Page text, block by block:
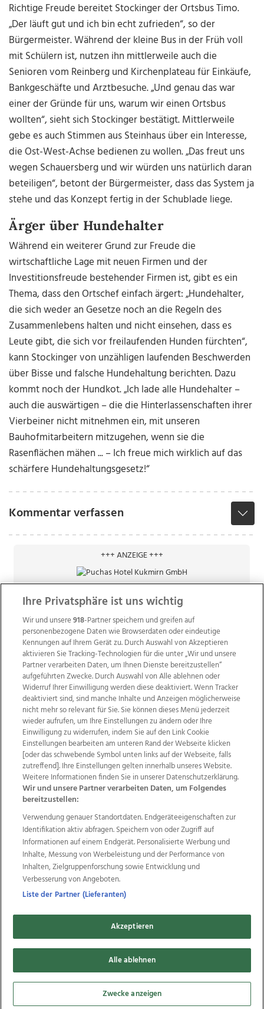
Richtige Freude bereitet Stockinger der Ortsbus Timo.
„Der läuft gut und ich bin echt zufrieden“, so der
Bürgermeister. Während der kleine Bus in der Früh voll
mit Schülern ist, nutzen ihn mittlerweile auch die
Senioren vom Reinberg und Kirchenplateau für Einkäufe,
Bankgeschäfte und Arztbesuche. „Und genau das war
einer der Gründe für uns, warum wir einen Ortsbus
wollten“, sieht sich Stockinger bestätigt. Mittlerweile
gebe es auch Stimmen aus Steinhaus über ein Interesse,
die Ost-West-Achse bedienen zu wollen. „Das freut uns
wegen Schauersberg und wir würden uns natürlich daran
beteiligen“, betont der Bürgermeister, dass das System ja
stehe und das Konzept fertig in der Schublade liege.
Ärger über Hundehalter
Während ein weiterer Grund zur Freude die
wirtschaftliche Lage mit neuen Firmen und der
Investitionsfreude bestehender Firmen ist, gibt es ein
Thema, dass den Ortschef einfach ärgert: „Hundehalter,
die sich weder an Gesetze noch an die Regeln des
Zusammenlebens halten und nicht einsehen, dass es
Leute gibt, die sich vor freilaufenden Hunden fürchten“,
kann Stockinger von unzähligen laufenden Beschwerden
über Bisse und falsche Hundehaltung berichten. Dazu
kommt noch der Hundkot. „Ich lade alle Hundehalter –
auch die auswärtigen – die die Hinterlassenschaften ihrer
Vierbeiner nicht mitnehmen ein, mit unseren
Bauhofmitarbeitern mitzugehen, wenn sie die
Rasenflächen mähen ... – Ich freue mich wirklich auf das
schärfere Hundehaltungsgesetz!“
Kommentar verfassen
+++ ANZEIGE +++
Wir über uns Mediadaten Kontakt
Jobs
Datenschutz
Impressum
AGB Anzeigekunden
AGB Website
Ehrenkodex Politische Werbung
Weitere Angebote des Medienhauses Wimmer
TV1 di-mog-i.at OÖNow
Ischler Woche
Life Radio
OÖNachrichten
OÖN Immobilien
OÖN Karriere
OÖN Reise
Promenaden Galerien
Regionaljobs
wasistlos.at
Copyrights © 2026 Tips Zeitungs GmbH & Co KG
developed by11x11.net
Cookie Einstellungen bearbeiten
Ihre Privatsphäre ist uns wichtig
Wir und unsere918-Partner speichern und greifen auf
personenbezogene Daten wie Browserdaten oder eindeutige
Kennungen auf Ihrem Gerät zu. Durch Auswahl von Akzeptieren
aktivieren Sie Tracking-Technologien für die unter „Wir und unsere
Partner verarbeiten Daten, um Ihnen Dienste bereitzustellen“
aufgeführten Zwecke. Durch Auswahl von Alle ablehnen oder
Widerruf Ihrer Einwilligung werden diese deaktiviert. Wenn Tracker
deaktiviert sind, sind manche Inhalte und Anzeigen möglicherweise
nicht mehr so relevant für Sie. Sie können dieses Menü jederzeit
wieder aufrufen, um Ihre Einstellungen zu ändern oder Ihre
Einwilligung zu widerrufen, indem Sie auf den Link Cookie
Einstellungen bearbeiten am unteren Rand der Webseite klicken
[oder das schwebende Symbol unten links auf der Webseite, falls
zutreffend]. Ihre Einstellungen gelten innerhalb unseres Website.
Weitere Informationen finden Sie in unserer Datenschutzerklärung.
Wir und unsere Partner verarbeiten Daten, um Folgendes
bereitzustellen:
Verwendung genauer Standortdaten. Endgeräteeigenschaften zur
Identifikation aktiv abfragen. Speichern von oder Zugriff auf
Informationen auf einem Endgerät. Personalisierte Werbung und
Inhalte, Messung von Werbeleistung und der Performance von
Inhalten, Zielgruppenforschung sowie Entwicklung und
Verbesserung von Angeboten.
Liste der Partner (Lieferanten)
Akzeptieren
Alle ablehnen
Zwecke anzeigen